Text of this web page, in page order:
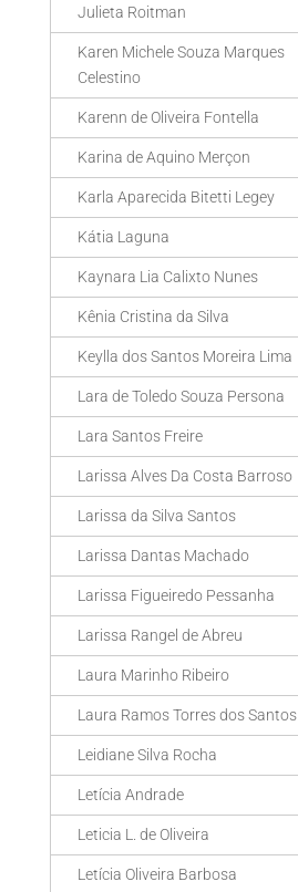
Julieta Roitman
Karen Michele Souza Marques
Celestino
Karenn de Oliveira Fontella
Karina de Aquino Merçon
Karla Aparecida Bitetti Legey
Kátia Laguna
Kaynara Lia Calixto Nunes
Kênia Cristina da Silva
Keylla dos Santos Moreira Lima
Lara de Toledo Souza Persona
Lara Santos Freire
Larissa Alves Da Costa Barroso
Larissa da Silva Santos
Larissa Dantas Machado
Larissa Figueiredo Pessanha
Larissa Rangel de Abreu
Laura Marinho Ribeiro
Laura Ramos Torres dos Santos
Leidiane Silva Rocha
Letícia Andrade
Leticia L. de Oliveira
Letícia Oliveira Barbosa